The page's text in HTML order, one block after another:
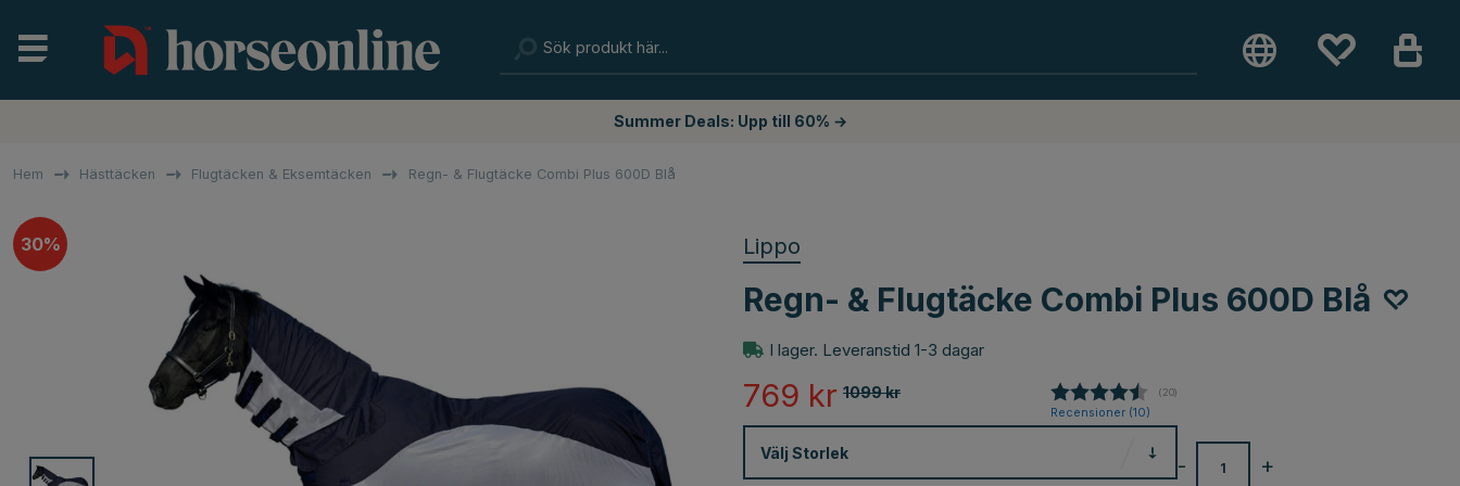
Summer Deals: Upp till 60% →
Hem Hästtäcken Flugtäcken & Eksemtäcken Regn- & Flugtäcke Combi Plus 600D Blå
30% Lippo
Regn- & Flugtäcke Combi Plus 600D Blå
I lager. Leveranstid 1-3 dagar
1099kr
769 kr (röster:
20)
Recensioner (10)
Välj Storlek +
-